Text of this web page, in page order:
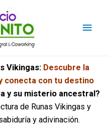
Vikingas: Descubre la
conecta con tu destino
y su misterio ancestral?
de Runas Vikingas y
y adivinación.